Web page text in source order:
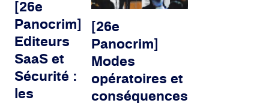
[26e
Panocrim]
Editeurs
SaaS et
Sécurité :
les
[26e
Panocrim]
Modes
opératoires et
conséquences